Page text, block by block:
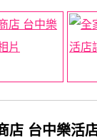
店 台中樂活